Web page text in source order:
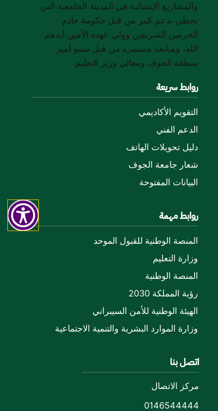
والمشاريع الإنشائية في المدينة الجامعية التي
تحظى بدعم كبير من قبل حكومة خادم
الحرمين الشريفين وولي عهده الأمين أيدهم
الله، ومتابعة مستمرة من قبل سمو أمير
منطقة الجوف ومعالي وزير التعليم.
روابط سريعة
التقويم الأكاديمي
الدعم الفني
دليل تحويلات الهاتف
شعار جامعة الجوف
البيانات المفتوحة
روابط مهمة
المنصة الوطنية للقبول الموحد
وزارة التعليم
المنصة الوطنية
رؤية المملكة 2030
الهيئة الوطنية للأمن السيبراني
وزارة الموارد البشرية والتنمية الاجتماعية
اتصل بنا
مركز الاتصال
0146544444